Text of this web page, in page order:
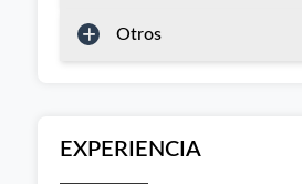
Otros
EXPERIENCIA